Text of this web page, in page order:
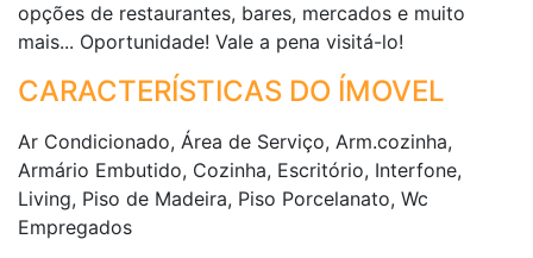
opções de restaurantes, bares, mercados e muito
mais... Oportunidade! Vale a pena visitá-lo!
CARACTERÍSTICAS DO ÍMOVEL
Ar Condicionado, Área de Serviço, Arm.cozinha,
Armário Embutido, Cozinha, Escritório, Interfone,
Living, Piso de Madeira, Piso Porcelanato, Wc
Empregados